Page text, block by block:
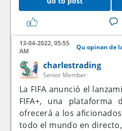
se enteró en plena
por parte de un
contadas en el equipo de
13-04-2022, 05:55
AM
charlestrading
Senior Member
La FIFA anunció el
FIFA+, una plataforma
ofrecerá a los
todo el mundo en